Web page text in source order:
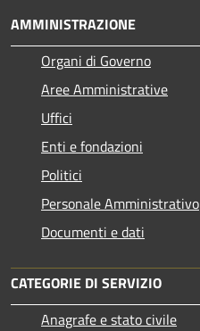
AMMINISTRAZIONE
Organi di Governo
Aree Amministrative
Uffici
Enti e fondazioni
Politici
Personale Amministrativo
Documenti e dati
CATEGORIE DI SERVIZIO
Anagrafe e stato civile